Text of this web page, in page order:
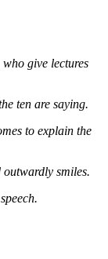
give lectures
ten are saying.
to explain the
outwardly smiles.